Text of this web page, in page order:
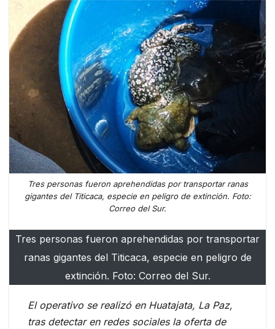
Tres personas fueron aprehendidas por transportar ranas
gigantes del Titicaca, especie en peligro de extinción. Foto:
Correo del Sur.
Tres personas fueron aprehendidas por transportar
ranas gigantes del Titicaca, especie en peligro de
extinción. Foto: Correo del Sur.
El operativo se realizó en Huatajata, La Paz,
tras detectar en redes sociales la oferta de